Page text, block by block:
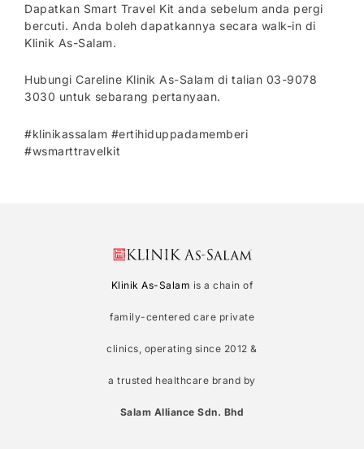
Dapatkan Smart Travel Kit anda sebelum anda pergi
bercuti. Anda boleh dapatkannya secara walk-in di
Klinik As-Salam.
Hubungi Careline Klinik As-Salam di talian 03-9078
3030 untuk sebarang pertanyaan.
#klinikassalam #ertihiduppadamemberi
#wsmarttravelkit
Klinik As-Salam is a chain of
family-centered care private
clinics, operating since 2012 &
a trusted healthcare brand by
Salam Alliance Sdn. Bhd